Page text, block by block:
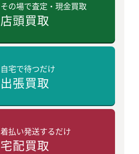
その場で査定・現金買取
店頭買取
自宅で待つだけ
出張買取
着払い発送するだけ
宅配買取